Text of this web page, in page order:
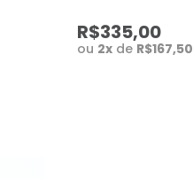
R$335,00
ou 2x de R$167,50